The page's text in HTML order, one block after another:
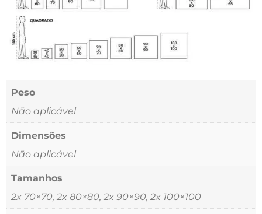
Peso
Não aplicável
Dimensões
Não aplicável
Tamanhos
2x 70×70, 2x 80×80, 2x 90×90, 2x 100×100